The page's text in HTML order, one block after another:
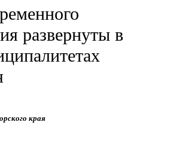
развернуты в
края